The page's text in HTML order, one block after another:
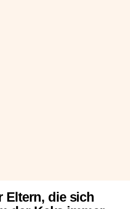
Eltern, die sich